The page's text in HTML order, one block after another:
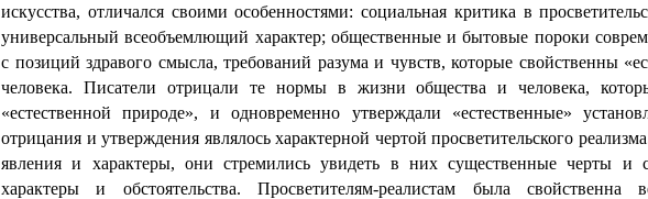
искусства, отличался своими особенностями: социальная критика в
универсальный всеобъемлющий характер; общественные и бытовые пороки
с позиций здравого смысла, требований разума и чувств, которые свойственны
человека. Писатели отрицали те нормы в жизни общества и человека,
«естественной природе», и одновременно утверждали «естественные»
отрицания и утверждения являлось характерной чертой просветительского
явления и характеры, они стремились увидеть в них существенные черты и
характеры и обстоятельства. Просветителям-реалистам была свойственна